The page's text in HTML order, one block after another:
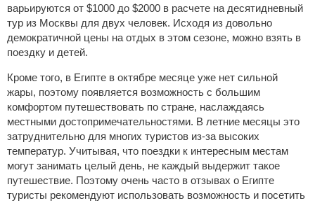
варьируются от $1000 до $2000 в расчете на десятидневный
тур из Москвы для двух человек. Исходя из довольно
демократичной цены на отдых в этом сезоне, можно взять в
поездку и детей.
Кроме того, в Египте в октябре месяце уже нет сильной
жары, поэтому появляется возможность с большим
комфортом путешествовать по стране, наслаждаясь
местными достопримечательностями. В летние месяцы это
затруднительно для многих туристов из-за высоких
температур. Учитывая, что поездки к интересным местам
могут занимать целый день, не каждый выдержит такое
путешествие. Поэтому очень часто в отзывах о Египте
туристы рекомендуют использовать возможность и посетить